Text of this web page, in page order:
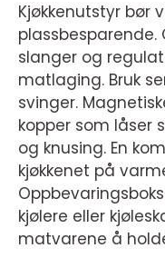
Kjøkkenutstyr bør
slanger og
matlaging. Bruk
svinger.
kopper som låser
og knusing. En
kjøkkenet på
kjølere eller
matvarene å